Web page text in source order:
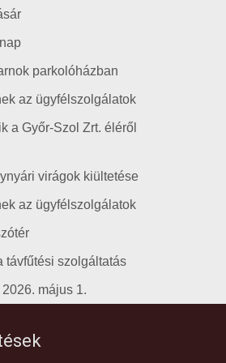
parkolóházban
az ügyfélszolgálatok
a Győr-Szol Zrt. éléről
virágok kiültetése
az ügyfélszolgálatok
távfűtési szolgáltatás
május 1.